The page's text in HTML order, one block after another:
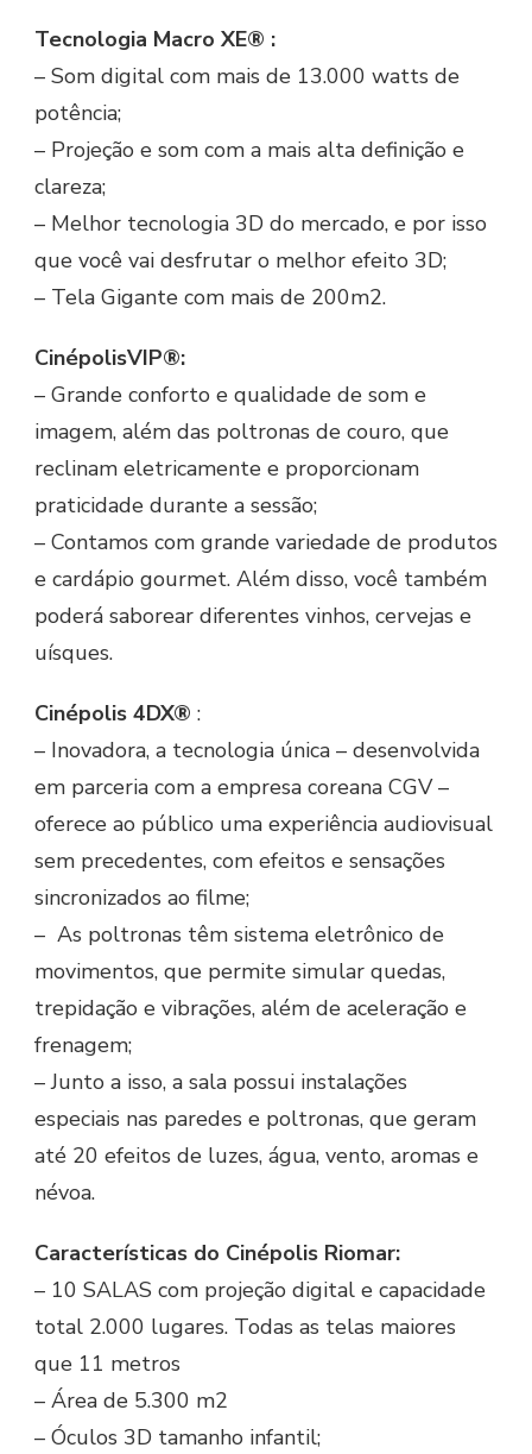
Tecnologia Macro XE® :
– Som digital com mais de 13.000 watts de
potência;
– Projeção e som com a mais alta definição e
clareza;
– Melhor tecnologia 3D do mercado, e por isso
que você vai desfrutar o melhor efeito 3D;
– Tela Gigante com mais de 200m2.
CinépolisVIP®:
– Grande conforto e qualidade de som e
imagem, além das poltronas de couro, que
reclinam eletricamente e proporcionam
praticidade durante a sessão;
– Contamos com grande variedade de produtos
e cardápio gourmet. Além disso, você também
poderá saborear diferentes vinhos, cervejas e
uísques.
Cinépolis 4DX® :
– Inovadora, a tecnologia única – desenvolvida
em parceria com a empresa coreana CGV –
oferece ao público uma experiência audiovisual
sem precedentes, com efeitos e sensações
sincronizados ao filme;
– As poltronas têm sistema eletrônico de
movimentos, que permite simular quedas,
trepidação e vibrações, além de aceleração e
frenagem;
– Junto a isso, a sala possui instalações
especiais nas paredes e poltronas, que geram
até 20 efeitos de luzes, água, vento, aromas e
névoa.
Características do Cinépolis Riomar:
– 10 SALAS com projeção digital e capacidade
total 2.000 lugares. Todas as telas maiores
que 11 metros
– Área de 5.300 m2
– Óculos 3D tamanho infantil;